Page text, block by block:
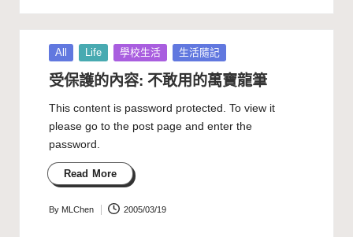
Posted
All Life 學校生活 生活隨記
受保護的內容: 不敢用的萬寶龍筆
This content is password protected. To view it
please go to the post page and enter the
password.
Read More
Posted
By MLChen 2005/03/19